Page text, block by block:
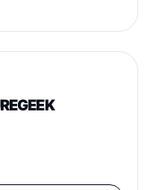
Tiers)
Galaxy S26+ Violet
Ultra, Smartphone